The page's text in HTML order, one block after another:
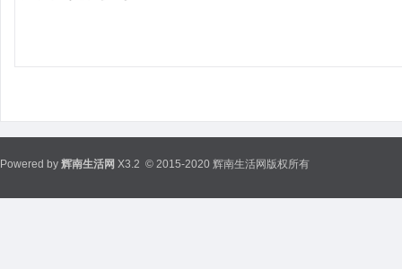
Powered by 辉南生活网 X3.2 © 2015-2020 辉南生活网版权所有